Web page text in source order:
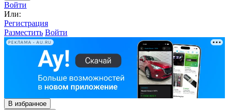
Войти
Или:
Регистрация
Разместить Войти
РЕКЛАМА • AU.RU
В избранное